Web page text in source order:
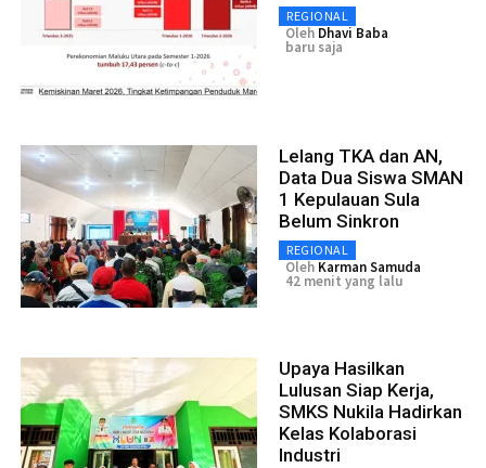
REGIONAL
Oleh Dhavi Baba
baru saja
Lelang TKA dan AN,
Data Dua Siswa SMAN
1 Kepulauan Sula
Belum Sinkron
REGIONAL
Oleh Karman Samuda
42 menit yang lalu
Upaya Hasilkan
Lulusan Siap Kerja,
SMKS Nukila Hadirkan
Kelas Kolaborasi
Industri